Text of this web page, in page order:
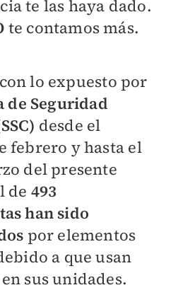
te las haya dado.
te contamos más.
lo expuesto por
de Seguridad
desde el
febrero y hasta el
del presente
de 493
han sido
por elementos
a que usan
sus unidades.